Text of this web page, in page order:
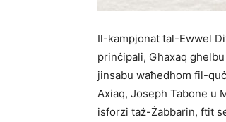
Il-kampjonat tal-Ewwel
prinċipali, Għaxaq
jinsabu waħedhom fil-
Axiaq, Joseph Tabone u
isforzi taż-Żabbarin, ftit